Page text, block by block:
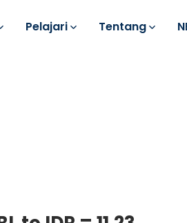
Pelajari Tentang